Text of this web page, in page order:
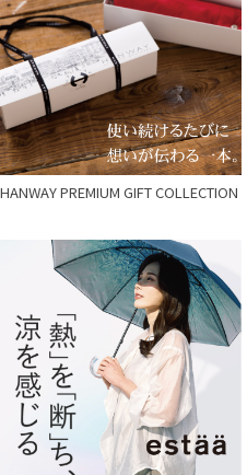
入荷状況
HANWAY PREMIUM GIFT COLLECTION